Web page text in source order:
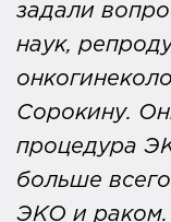
задали
наук,
Сорокину.
процедура
больше
ЭКО и раком.